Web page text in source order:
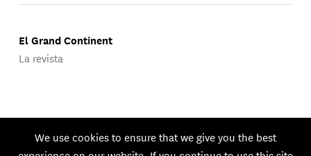
El Grand Continent
La revista
© 2026 GEG. Todos los derechos reservados.
We use cookies to ensure that we give you the best